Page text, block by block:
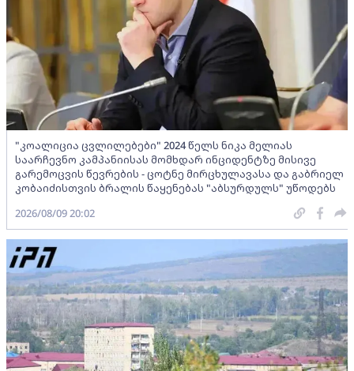
"კოალიცია ცვლილებები" 2024 წელს ნიკა მელიას
საარჩევნო კამპანიისას მომხდარ ინციდენტზე მისივე
გარემოცვის წევრების - ცოტნე მირცხულავასა და გაბრიელ
კობაიძისთვის ბრალის წაყენებას "აბსურდულს" უწოდებს
2026/08/09 20:02